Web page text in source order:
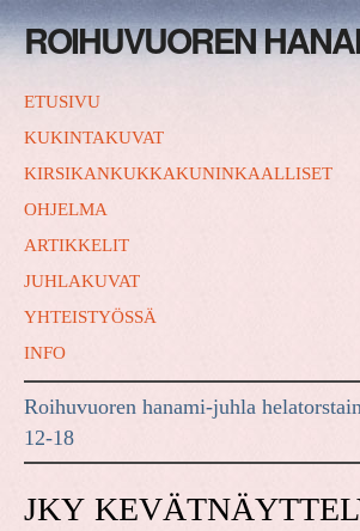
ROIHUVUOREN
ETUSIVU
KUKINTAKUVAT
KIRSIKANKUKKAKUNINKAALLISET
OHJELMA
ARTIKKELIT
JUHLAKUVAT
YHTEISTYÖSSÄ
INFO
Roihuvuoren hanami-juhla
12-18
JKY